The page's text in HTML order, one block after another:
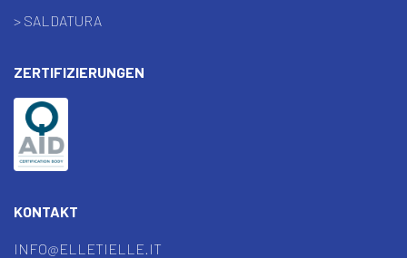
> SALDATURA
ZERTIFIZIERUNGEN
KONTAKT
INFO@ELLETIELLE.IT